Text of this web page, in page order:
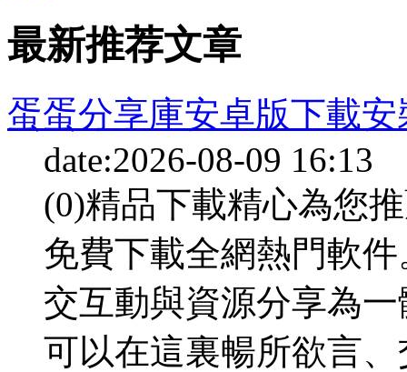
最新推荐文章
蛋蛋分享庫安卓版下載
date:2026-08-09 16:13
(0)精品下載精心為您
免費下載全網熱門軟
交互動與資源分享為
可以在這裏暢所欲言